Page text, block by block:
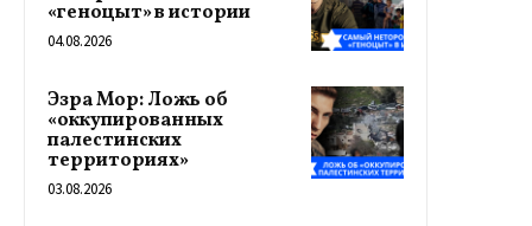
«геноцыт» в истории
04.08.2026
Эзра Мор: Ложь об
«оккупированных
палестинских
территориях»
03.08.2026